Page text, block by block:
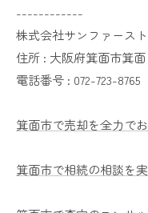
------------
株式会社サンファースト
住所 : 大阪府箕面市箕
電話番号 : 072-723-8765
箕面市で売却を全力で
箕面市で相続の相談を